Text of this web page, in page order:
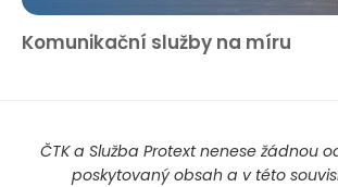
Komunikační služby na míru
ČTK a Služba Protext nenese žádnou
poskytovaný obsah a v této